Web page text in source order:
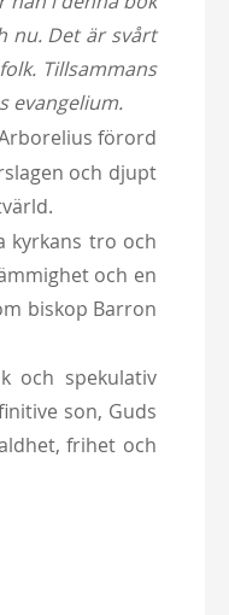
nu. Det är svårt
Tillsammans
evangelium.
förord
och djupt
kyrkans tro och
och en
biskop Barron
och spekulativ
son, Guds
frihet och